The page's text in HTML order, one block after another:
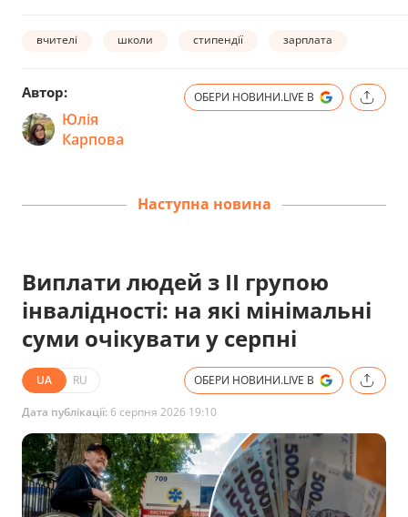
вчителі школи стипендії зарплата
Автор:
Юлія
Карпова
ОБЕРИ НОВИНИ.LIVE В
Наступна новина
Виплати людей з ІІ групою
інвалідності: на які мінімальні
суми очікувати у серпні
UA RU ОБЕРИ НОВИНИ.LIVE В
Дата публікації: 6 серпня 2026 19:10